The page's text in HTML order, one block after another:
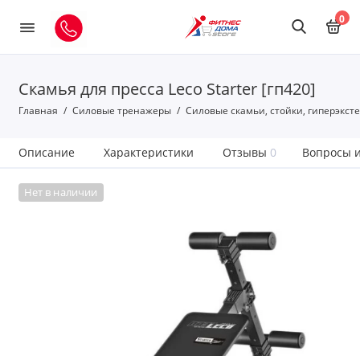
0
Скамья для пресса Leco Starter [гп420]
Главная Силовые тренажеры Силовые скамьи, стойки,
Описание Характеристики Отзывы 0 Вопросы
Нет в наличии